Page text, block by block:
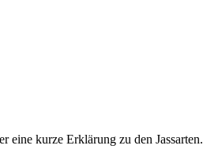
eine kurze Erklärung zu den Jassarten.